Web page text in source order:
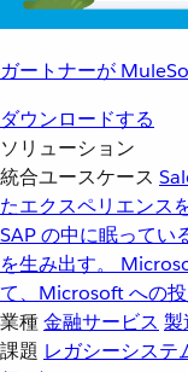
ガートナーが
ダウンロードする
ソリューション
統合ユースケース
たエクスペリエンス
SAP の中に眠ってい
を生み出す。
て、Microsoft への投
業種金融サービス 製
課題 レガシーシステ